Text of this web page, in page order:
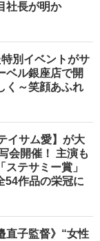
社長が明か
別イベントがサ
ベル銀座店で開
～笑顔あふれ
イサム愛】が大
会開催！ 主演も
テサミー賞」
54作品の栄冠に
直子監督》“女性